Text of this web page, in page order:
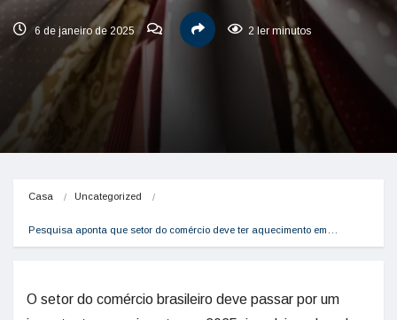
6 de janeiro de 2025 2 ler minutos
Casa Uncategorized
Pesquisa aponta que setor do comércio deve ter aquecimento em…
O setor do comércio brasileiro deve passar por um